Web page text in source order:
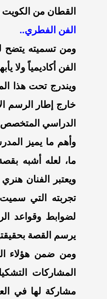
القطان من الكويت
الفن الفطري..
ومن تسميته يتضح
الفن أكاديمياً ولا
ويندرج تحت هذا
خارج إطار الرسم
الدراسي المتخصص
وأهم ما يميز
ما، لعله أشبه
ويعتبر الفنان
تجربته التي سميت
لضوابط وقواعد
يرسم القصة
ومن ضمن هؤلاء
المشاركات